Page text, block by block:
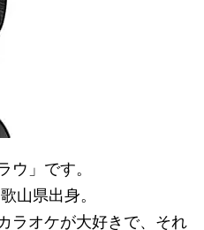
ウ」です。
山県出身。
ラオケが大好きで、それ